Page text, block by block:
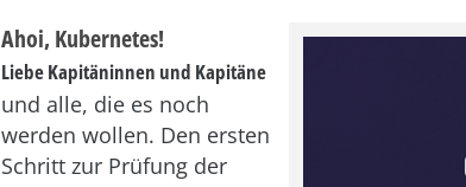
Ahoi, Kubernetes!
Liebe Kapitäninnen und Kapitäne
und alle, die es noch
werden wollen. Den ersten
Schritt zur Prüfung der